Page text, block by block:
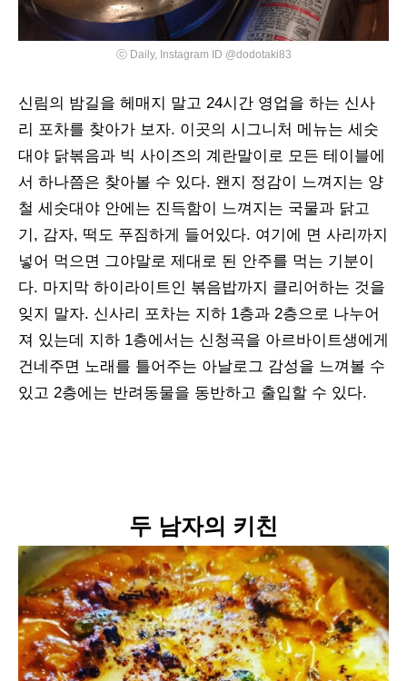
ⓒ Daily, Instagram ID @dodotaki83
신림의 밤길을 헤매지 말고 24시간 영업을 하는 신사
리 포차를 찾아가 보자. 이곳의 시그니처 메뉴는 세숫
대야 닭볶음과 빅 사이즈의 계란말이로 모든 테이블에
서 하나쯤은 찾아볼 수 있다. 왠지 정감이 느껴지는 양
철 세숫대야 안에는 진득함이 느껴지는 국물과 닭고
기, 감자, 떡도 푸짐하게 들어있다. 여기에 면 사리까지
넣어 먹으면 그야말로 제대로 된 안주를 먹는 기분이
다. 마지막 하이라이트인 볶음밥까지 클리어하는 것을
잊지 말자. 신사리 포차는 지하 1층과 2층으로 나누어
져 있는데 지하 1층에서는 신청곡을 아르바이트생에게
건네주면 노래를 틀어주는 아날로그 감성을 느껴볼 수
있고 2층에는 반려동물을 동반하고 출입할 수 있다.
두 남자의 키친